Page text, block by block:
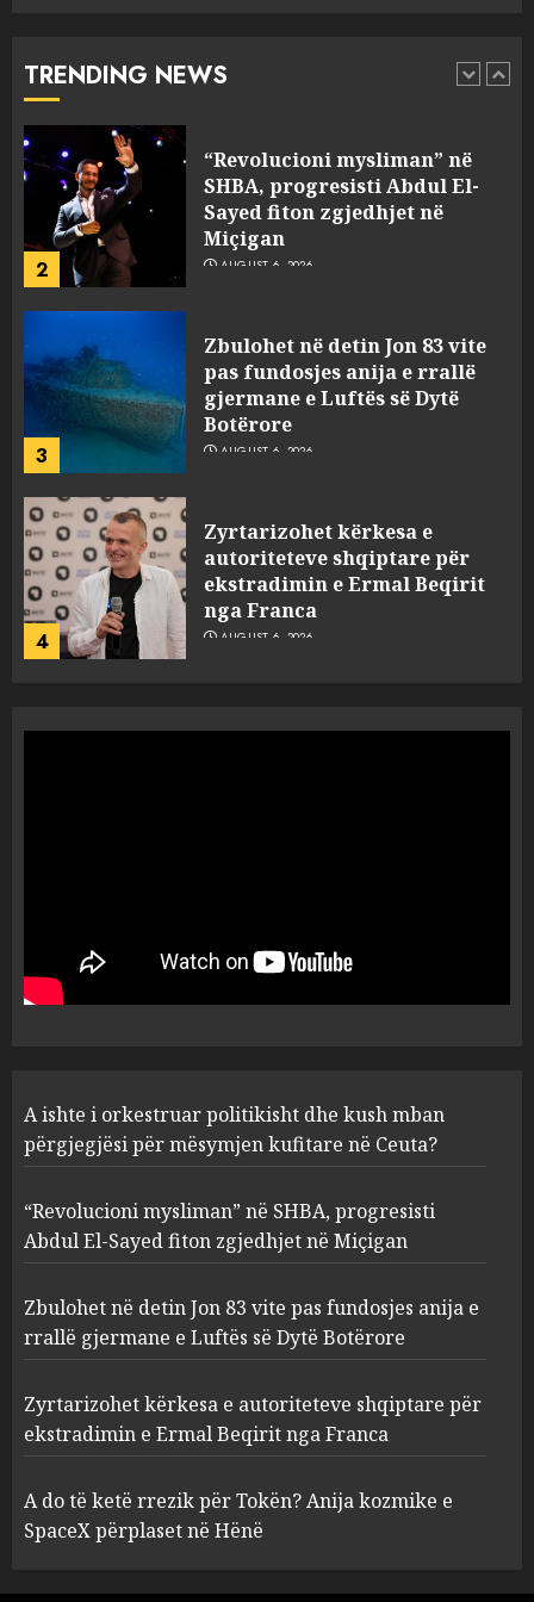
TRENDING NEWS
1 AUGUST 6, 2026
2
“Revolucioni mysliman” në
SHBA, progresisti Abdul El-
Sayed fiton zgjedhjet në
Miçigan
AUGUST 6, 2026
3
Zbulohet në detin Jon 83 vite
pas fundosjes anija e rrallë
gjermane e Luftës së Dytë
Botërore
AUGUST 6, 2026
4
Zyrtarizohet kërkesa e
autoriteteve shqiptare për
ekstradimin e Ermal Beqirit
nga Franca
AUGUST 6, 2026
A do të ketë rrezik për Tokën?
1
për mësymjen kufitare në
Ceuta?
AUGUST 6, 2026
2
SHBA, progresisti Abdul El-
Sayed fiton zgjedhjet në
Miçigan
pas fundosjes anija e rrallë
gjermane e Luftës së Dytë
Botërore
Zyrtarizohet kërkesa e
autoriteteve shqiptare për
ekstradimin e Ermal Beqirit
nga Franca
A ishte i orkestruar politikisht dhe kush mban
përgjegjësi për mësymjen kufitare në Ceuta?
“Revolucioni mysliman” në SHBA, progresisti
Abdul El-Sayed fiton zgjedhjet në Miçigan
Zbulohet në detin Jon 83 vite pas fundosjes anija e
rrallë gjermane e Luftës së Dytë Botërore
Zyrtarizohet kërkesa e autoriteteve shqiptare për
ekstradimin e Ermal Beqirit nga Franca
A do të ketë rrezik për Tokën? Anija kozmike e
SpaceX përplaset në Hënë